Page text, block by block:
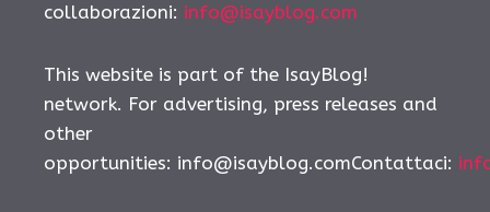
collaborazioni: info@isayblog.com
This website is part of the IsayBlog!
network. For advertising, press releases and
other
opportunities: info@isayblog.comContattaci: